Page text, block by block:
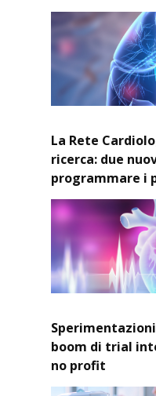
La Rete
ricerca: due
programmare i
boom di trial
no profit